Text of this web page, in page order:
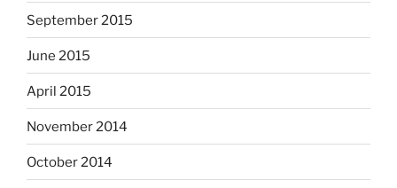
September 2015
June 2015
April 2015
November 2014
October 2014